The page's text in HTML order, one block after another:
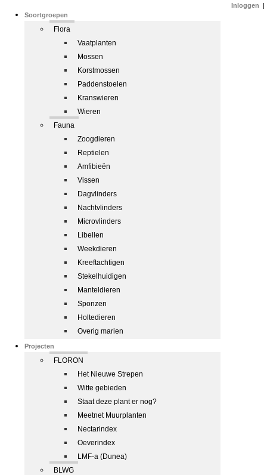
Soortgroepen
Flora
Vaatplanten
Mossen
Korstmossen
Paddenstoelen
Kranswieren
Wieren
Fauna
Zoogdieren
Reptielen
Amfibieën
Vissen
Dagvlinders
Nachtvlinders
Microvlinders
Libellen
Weekdieren
Kreeftachtigen
Stekelhuidigen
Manteldieren
Sponzen
Holtedieren
Overig marien
Projecten
FLORON
Het Nieuwe Strepen
Witte gebieden
Staat deze plant er nog?
Meetnet Muurplanten
Nectarindex
Oeverindex
LMF-a (Dunea)
BLWG
Inloggen |